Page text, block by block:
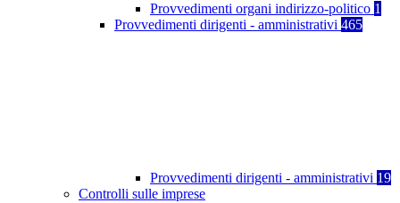
Provvedimenti organi indirizzo-politico 1
Provvedimenti dirigenti - amministrativi 465
Provvedimenti dirigenti - amministrativi 19
Controlli sulle imprese